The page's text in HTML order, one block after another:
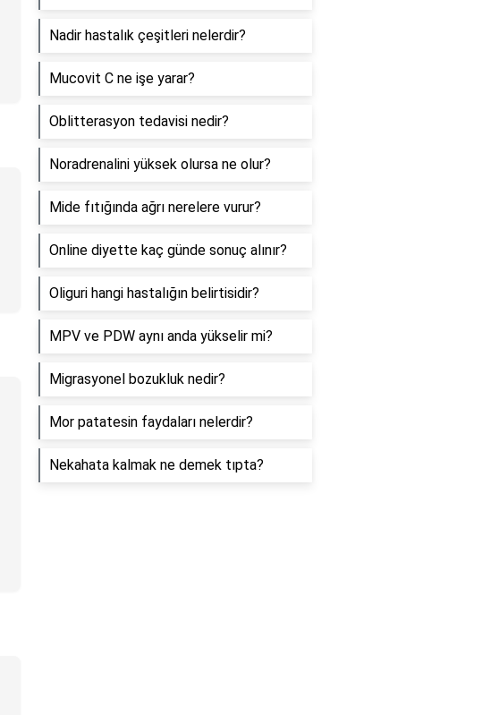
Nadir hastalık çeşitleri nelerdir?
Mucovit C ne işe yarar?
Oblitterasyon tedavisi nedir?
Noradrenalini yüksek olursa ne olur?
Mide fıtığında ağrı nerelere vurur?
Online diyette kaç günde sonuç alınır?
Oliguri hangi hastalığın belirtisidir?
MPV ve PDW aynı anda yükselir mi?
Migrasyonel bozukluk nedir?
Mor patatesin faydaları nelerdir?
Nekahata kalmak ne demek tıpta?